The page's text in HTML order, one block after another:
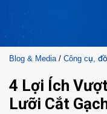
Blog & Media / Công cụ,
4 Lợi Ích
Lưỡi Cắt